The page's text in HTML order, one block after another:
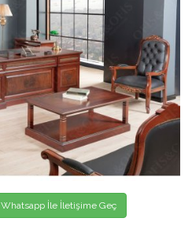
Whatsapp İle İletişime Geç